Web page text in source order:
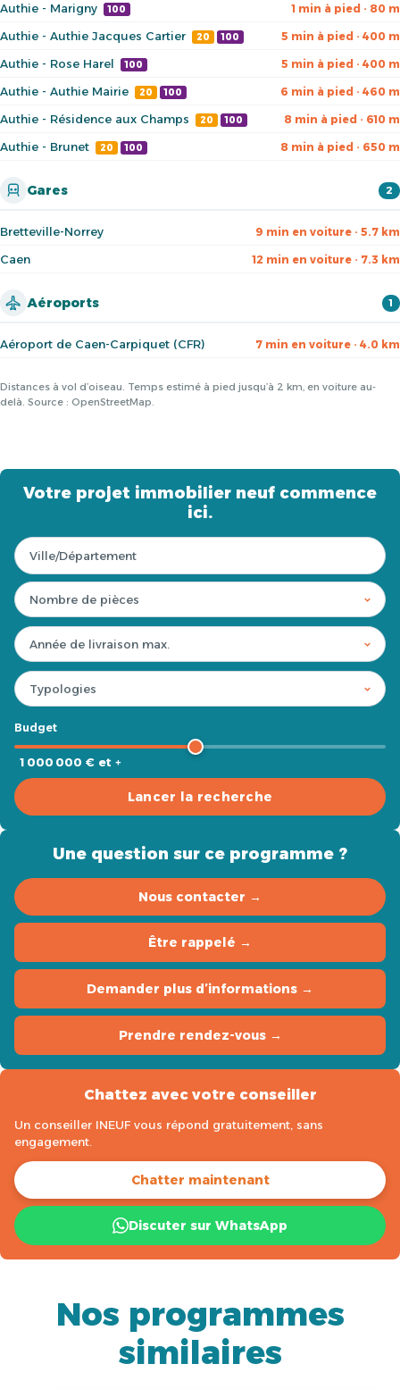
Authie - Marigny 100 1 min à pied · 80 m
Authie - Authie Jacques Cartier 20 100 5 min à pied · 400 m
Authie - Rose Harel 100 5 min à pied · 400 m
Authie - Authie Mairie 20 100 6 min à pied · 460 m
Authie - Résidence aux Champs 20 100 8 min à pied · 610 m
Authie - Brunet 20 100 8 min à pied · 650 m
Gares 2
Bretteville-Norrey 9 min en voiture · 5.7 km
Caen 12 min en voiture · 7.3 km
Aéroports 1
Aéroport de Caen-Carpiquet (CFR) 7 min en voiture · 4.0 km
Distances à vol d’oiseau. Temps estimé à pied jusqu’à 2 km, en voiture au-
delà. Source : OpenStreetMap.
Votre projet immobilier neuf commence
ici.
Budget
1 000 000 € et +
Lancer la recherche
Une question sur ce programme ?
Nous contacter →
Être rappelé →
Demander plus d’informations →
Prendre rendez-vous →
Chattez avec votre conseiller
Un conseiller INEUF vous répond gratuitement, sans
engagement.
Chatter maintenant
Discuter sur WhatsApp
Nos programmes
similaires